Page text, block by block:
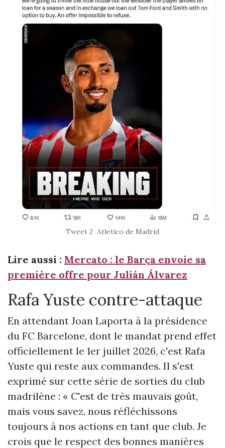
Tweet 2 Atletico de Madrid
Lire aussi : Mercato : le Barça envoie sa
première offre pour Julián Álvarez
Rafa Yuste contre-attaque
En attendant Joan Laporta à la présidence
du FC Barcelone, dont le mandat prend effet
officiellement le 1er juillet 2026, c'est Rafa
Yuste qui reste aux commandes. Il s'est
exprimé sur cette série de sorties du club
madrilène : « C'est de très mauvais goût,
mais vous savez, nous réfléchissons
toujours à nos actions en tant que club. Je
crois que le respect des bonnes manières